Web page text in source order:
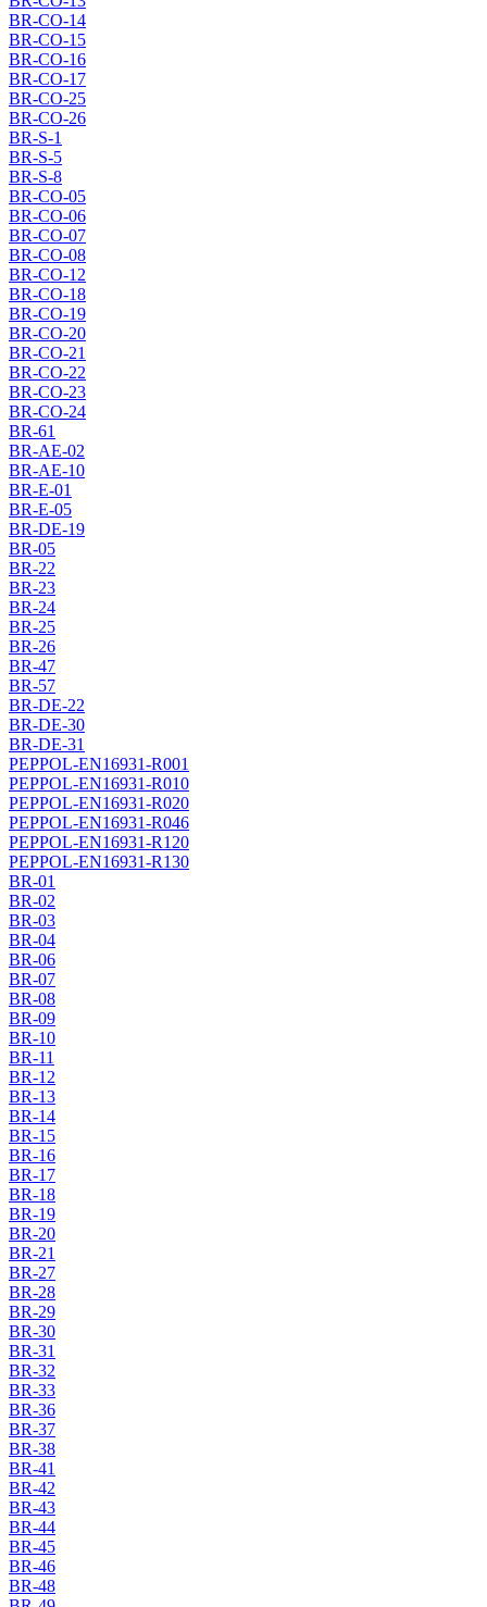
BR-CO-14
BR-CO-15
BR-CO-16
BR-CO-17
BR-CO-25
BR-CO-26
BR-S-1
BR-S-5
BR-S-8
BR-CO-05
BR-CO-06
BR-CO-07
BR-CO-08
BR-CO-12
BR-CO-18
BR-CO-19
BR-CO-20
BR-CO-21
BR-CO-22
BR-CO-23
BR-CO-24
BR-61
BR-AE-02
BR-AE-10
BR-E-01
BR-E-05
BR-DE-19
BR-05
BR-22
BR-23
BR-24
BR-25
BR-26
BR-47
BR-57
BR-DE-22
BR-DE-30
BR-DE-31
PEPPOL-EN16931-R001
PEPPOL-EN16931-R010
PEPPOL-EN16931-R020
PEPPOL-EN16931-R046
PEPPOL-EN16931-R120
PEPPOL-EN16931-R130
BR-01
BR-02
BR-03
BR-04
BR-06
BR-07
BR-08
BR-09
BR-10
BR-11
BR-12
BR-13
BR-14
BR-15
BR-16
BR-17
BR-18
BR-19
BR-20
BR-21
BR-27
BR-28
BR-29
BR-30
BR-31
BR-32
BR-33
BR-36
BR-37
BR-38
BR-41
BR-42
BR-43
BR-44
BR-45
BR-46
BR-48